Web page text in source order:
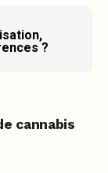
?
cannabis